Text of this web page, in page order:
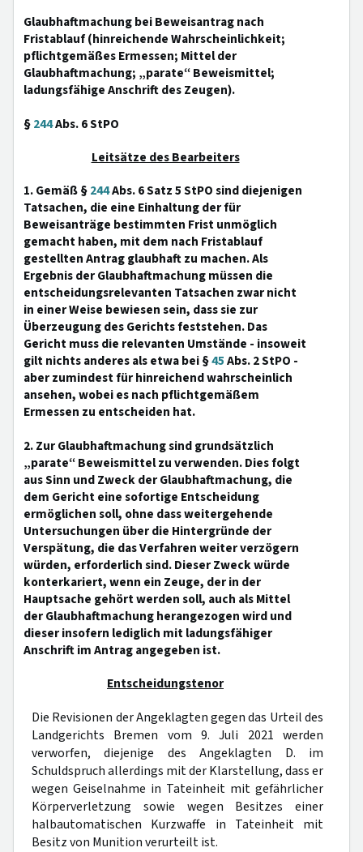
Glaubhaftmachung bei Beweisantrag nach
Fristablauf (hinreichende Wahrscheinlichkeit;
pflichtgemäßes Ermessen; Mittel der
Glaubhaftmachung; „parate“ Beweismittel;
ladungsfähige Anschrift des Zeugen).
§244Abs. 6 StPO
Leitsätze des Bearbeiters
1. Gemäß §244Abs. 6 Satz 5 StPO sind diejenigen
Tatsachen, die eine Einhaltung der für
Beweisanträge bestimmten Frist unmöglich
gemacht haben, mit dem nach Fristablauf
gestellten Antrag glaubhaft zu machen. Als
Ergebnis der Glaubhaftmachung müssen die
entscheidungsrelevanten Tatsachen zwar nicht
in einer Weise bewiesen sein, dass sie zur
Überzeugung des Gerichts feststehen. Das
Gericht muss die relevanten Umstände - insoweit
gilt nichts anderes als etwa bei §45Abs. 2 StPO -
aber zumindest für hinreichend wahrscheinlich
ansehen, wobei es nach pflichtgemäßem
Ermessen zu entscheiden hat.
2. Zur Glaubhaftmachung sind grundsätzlich
„parate“ Beweismittel zu verwenden. Dies folgt
aus Sinn und Zweck der Glaubhaftmachung, die
dem Gericht eine sofortige Entscheidung
ermöglichen soll, ohne dass weitergehende
Untersuchungen über die Hintergründe der
Verspätung, die das Verfahren weiter verzögern
würden, erforderlich sind. Dieser Zweck würde
konterkariert, wenn ein Zeuge, der in der
Hauptsache gehört werden soll, auch als Mittel
der Glaubhaftmachung herangezogen wird und
dieser insofern lediglich mit ladungsfähiger
Anschrift im Antrag angegeben ist.
Entscheidungstenor
Die Revisionen der Angeklagten gegen das Urteil des
Landgerichts Bremen vom 9. Juli 2021 werden
verworfen, diejenige des Angeklagten D. im
Schuldspruch allerdings mit der Klarstellung, dass er
wegen Geiselnahme in Tateinheit mit gefährlicher
Körperverletzung sowie wegen Besitzes einer
halbautomatischen Kurzwaffe in Tateinheit mit
Besitz von Munition verurteilt ist.